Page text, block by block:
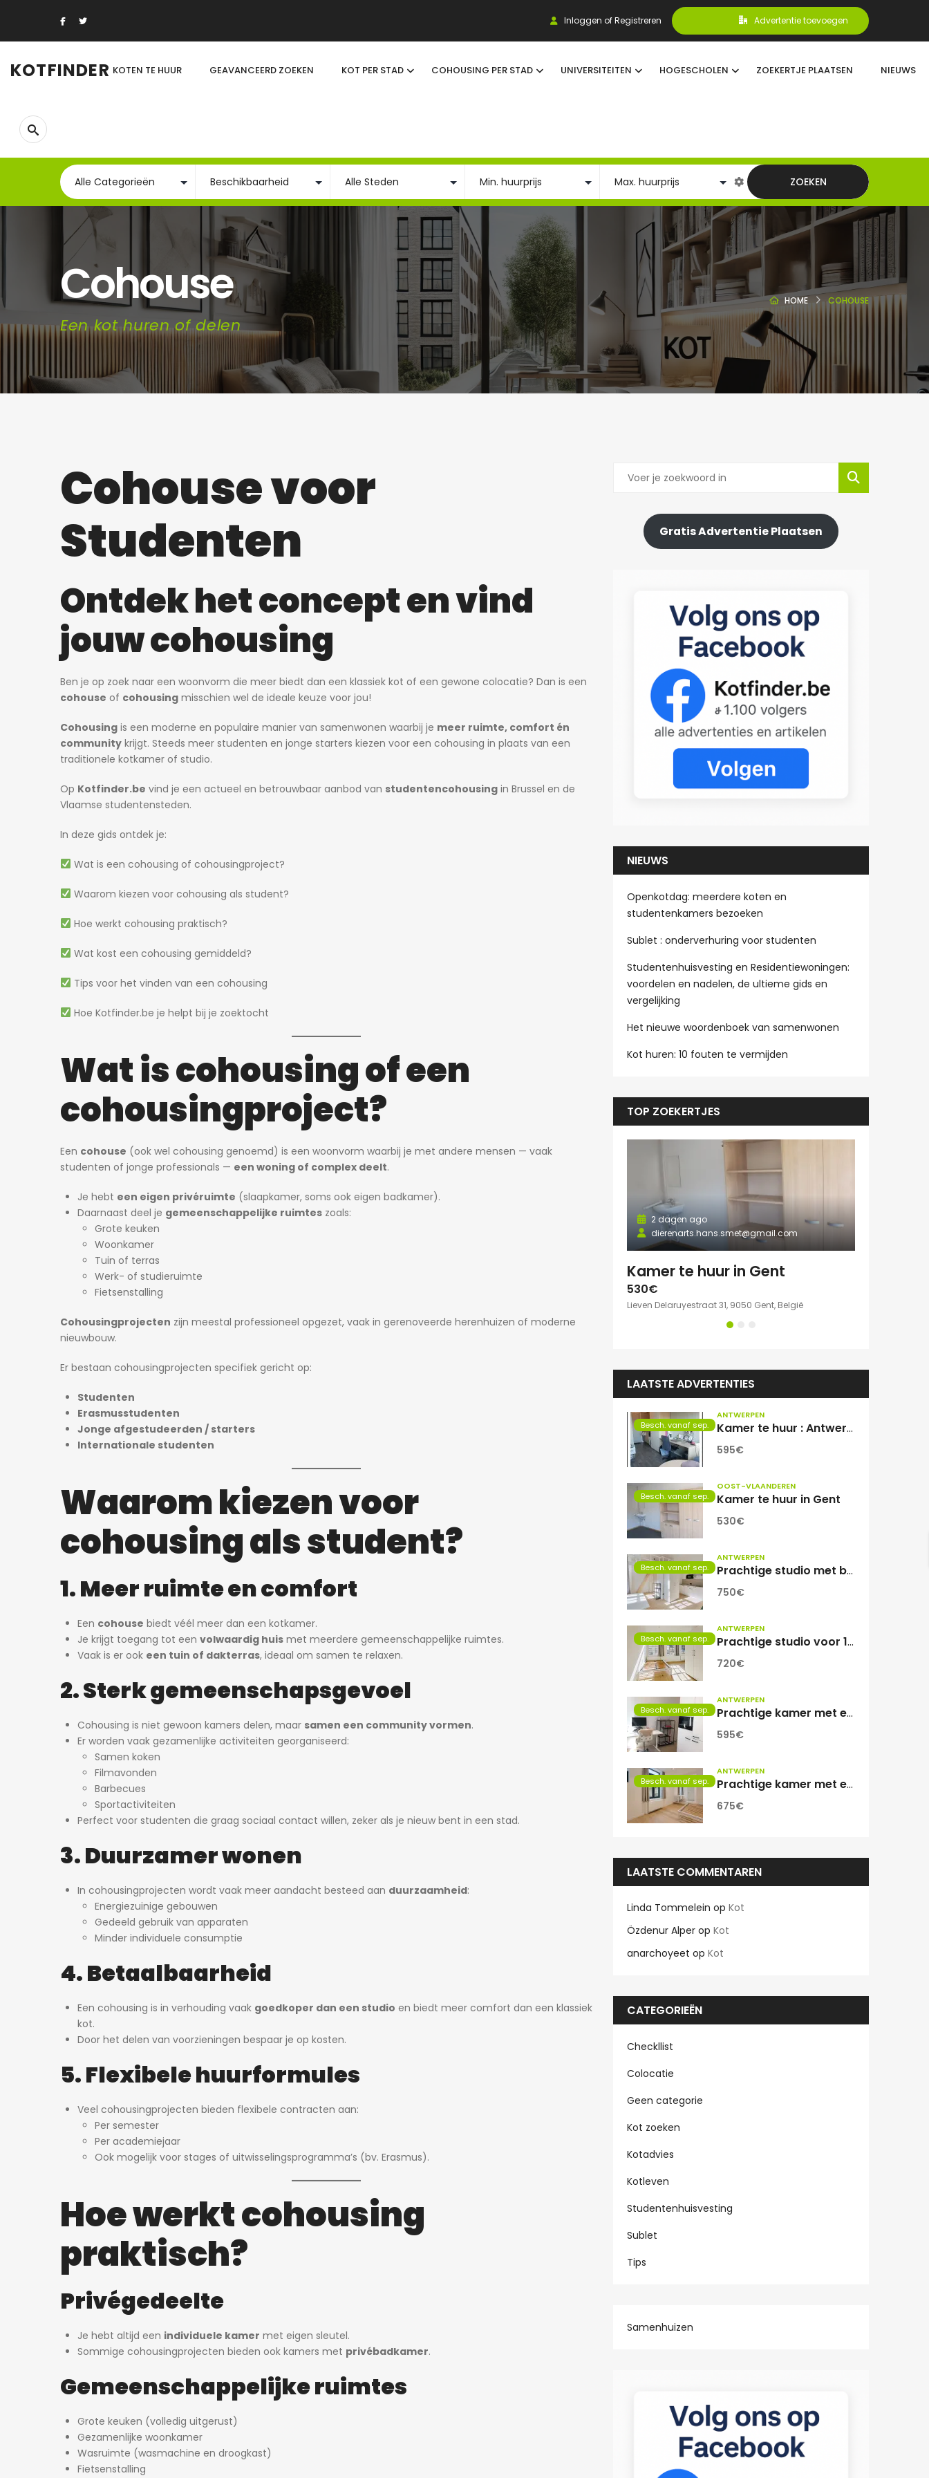
Inloggen of Registreren Advertentie toevoegen
KOTFINDER KOTEN TE HUUR GEAVANCEERD ZOEKEN KOT PER STAD COHOUSING PER STAD UNIVERSITEITEN HOGESCHOLEN ZOEKERTJE PLAATSEN NIEUWS
ZOEKEN
Cohouse
Een kot huren of delen
HOME COHOUSE
Cohouse voor
Studenten
Ontdek het concept en vind
jouw cohousing
Ben je op zoek naar een woonvorm die meer biedt dan een klassiek kot of een gewone colocatie? Dan is een
cohouse of cohousing misschien wel de ideale keuze voor jou!
Cohousing is een moderne en populaire manier van samenwonen waarbij je meer ruimte, comfort én
community krijgt. Steeds meer studenten en jonge starters kiezen voor een cohousing in plaats van een
traditionele kotkamer of studio.
Op Kotfinder.be vind je een actueel en betrouwbaar aanbod van studentencohousing in Brussel en de
Vlaamse studentensteden.
In deze gids ontdek je:
Wat is een cohousing of cohousingproject?
Waarom kiezen voor cohousing als student?
Hoe werkt cohousing praktisch?
Wat kost een cohousing gemiddeld?
Tips voor het vinden van een cohousing
Hoe Kotfinder.be je helpt bij je zoektocht
Wat is cohousing of een
cohousingproject?
Een cohouse (ook wel cohousing genoemd) is een woonvorm waarbij je met andere mensen — vaak
studenten of jonge professionals — een woning of complex deelt.
Je hebt een eigen privéruimte (slaapkamer, soms ook eigen badkamer).
Daarnaast deel je gemeenschappelijke ruimtes zoals:
Grote keuken
Woonkamer
Tuin of terras
Werk- of studieruimte
Fietsenstalling
Cohousingprojecten zijn meestal professioneel opgezet, vaak in gerenoveerde herenhuizen of moderne
nieuwbouw.
Er bestaan cohousingprojecten specifiek gericht op:
Studenten
Erasmusstudenten
Jonge afgestudeerden / starters
Internationale studenten
Waarom kiezen voor
cohousing als student?
1. Meer ruimte en comfort
Een cohouse biedt véél meer dan een kotkamer.
Je krijgt toegang tot een volwaardig huis met meerdere gemeenschappelijke ruimtes.
Vaak is er ook een tuin of dakterras, ideaal om samen te relaxen.
2. Sterk gemeenschapsgevoel
Cohousing is niet gewoon kamers delen, maar samen een community vormen.
Er worden vaak gezamenlijke activiteiten georganiseerd:
Samen koken
Filmavonden
Barbecues
Sportactiviteiten
Perfect voor studenten die graag sociaal contact willen, zeker als je nieuw bent in een stad.
3. Duurzamer wonen
In cohousingprojecten wordt vaak meer aandacht besteed aan duurzaamheid:
Energiezuinige gebouwen
Gedeeld gebruik van apparaten
Minder individuele consumptie
4. Betaalbaarheid
Een cohousing is in verhouding vaak goedkoper dan een studio en biedt meer comfort dan een klassiek
kot.
Door het delen van voorzieningen bespaar je op kosten.
5. Flexibele huurformules
Veel cohousingprojecten bieden flexibele contracten aan:
Per semester
Per academiejaar
Ook mogelijk voor stages of uitwisselingsprogramma’s (bv. Erasmus).
Hoe werkt cohousing
praktisch?
Privégedeelte
Je hebt altijd een individuele kamer met eigen sleutel.
Sommige cohousingprojecten bieden ook kamers met privébadkamer.
Gemeenschappelijke ruimtes
Grote keuken (volledig uitgerust)
Gezamenlijke woonkamer
Wasruimte (wasmachine en droogkast)
Fietsenstalling
Gratis Advertentie Plaatsen
NIEUWS
Openkotdag: meerdere koten en
studentenkamers bezoeken
Sublet : onderverhuring voor studenten
Studentenhuisvesting en Residentiewoningen:
voordelen en nadelen, de ultieme gids en
vergelijking
Het nieuwe woordenboek van samenwonen
Kot huren: 10 fouten te vermijden
TOP ZOEKERTJES
dierenarts.hans.smet@gmail.com
2 dagen ago
Kamer te huur in Gent
530€
Lieven Delaruyestraat 31, 9050 Gent, België
LAATSTE ADVERTENTIES
Besch. vanaf sep.
ANTWERPEN
Kamer te huur : Antwerpen Zuid
595€
Besch. vanaf sep.
OOST-VLAANDEREN
Kamer te huur in Gent
530€
Besch. vanaf sep.
ANTWERPEN
Prachtige studio met balkon voor 1 student(e)!
750€
Besch. vanaf sep.
ANTWERPEN
Prachtige studio voor 1 student(e)
720€
Besch. vanaf sep.
ANTWERPEN
Prachtige kamer met eigen sanitair.
595€
Besch. vanaf sep.
ANTWERPEN
Prachtige kamer met eigen sanitair!
675€
LAATSTE COMMENTAREN
Linda Tommelein op Kot
Özdenur Alper op Kot
anarchoyeet op Kot
CATEGORIEËN
Checkllist
Colocatie
Geen categorie
Kot zoeken
Kotadvies
Kotleven
Studentenhuisvesting
Sublet
Tips
Samenhuizen